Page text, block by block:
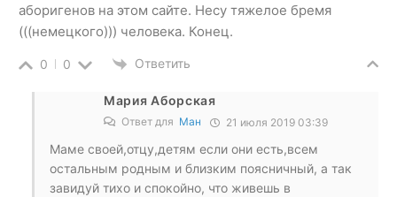
аборигенов на этом сайте. Несу тяжелое бремя
(((немецкого))) человека. Конец.
0 0 Ответить
Мария Аборская
Ответ для Ман 21 июля 2019 03:39
Маме своей,отцу,детям если они есть,всем
остальным родным и близким поясничный, а так
завидуй тихо и спокойно, что живешь в